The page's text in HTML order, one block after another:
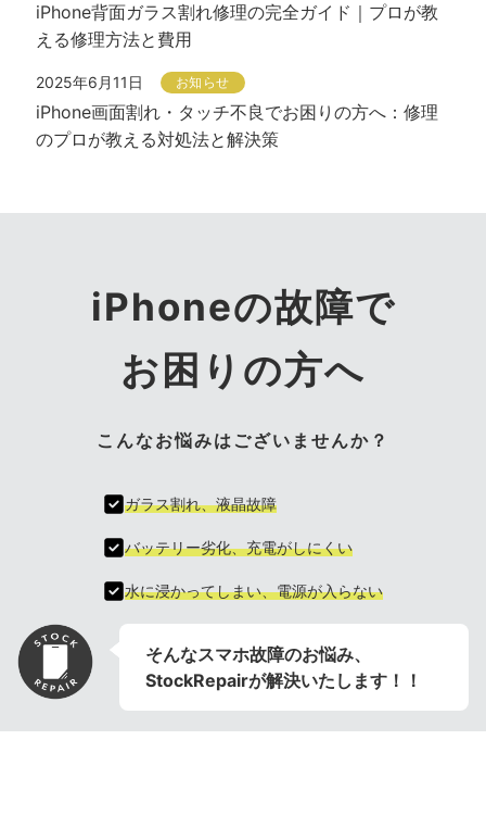
iPhone背面ガラス割れ修理の完全ガイド｜プロが教
える修理方法と費用
2025年6月11日 お知らせ
iPhone画面割れ・タッチ不良でお困りの方へ：修理
のプロが教える対処法と解決策
iPhoneの故障で
お困りの方へ
こんなお悩みはございませんか？
ガラス割れ、液晶故障
バッテリー劣化、充電がしにくい
水に浸かってしまい、電源が入らない
そんなスマホ故障のお悩み、
StockRepairが解決いたします！！